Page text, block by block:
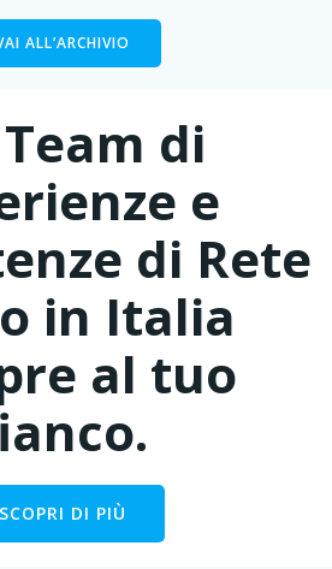
ALL’ARCHIVIO
di
e
di Rete
in Italia
al tuo
SCOPRI DI PIÙ